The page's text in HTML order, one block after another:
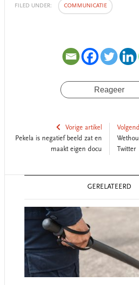
FILED UNDER: COMMUNICATIE
Reageer
Vorige artikel
Pekela is negatief beeld zat en
maakt eigen docu
Twitter
GERELATEERD